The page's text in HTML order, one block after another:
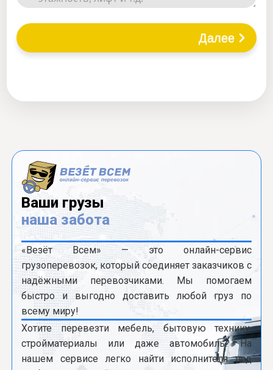
Далее
Ваши грузы
наша забота
«Везёт Всем» — это онлайн-сервис
грузоперевозок, который соединяет заказчиков с
надёжными перевозчиками. Мы помогаем
быстро и выгодно доставить любой груз по
всему миру!
Хотите перевезти мебель, бытовую технику,
стройматериалы или даже автомобиль? На
нашем сервисе легко найти исполнителя под